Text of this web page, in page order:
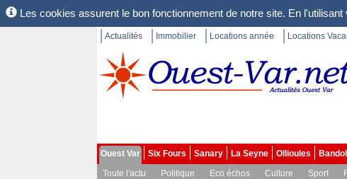
Les cookies assurent le bon fonctionnement de notre site. En
Actualités Immobilier Locations année Locations
Ouest Var Six Fours Sanary La Seyne Ollioules Bandol
Toute l'actu
Politique Eco échos Culture Sport